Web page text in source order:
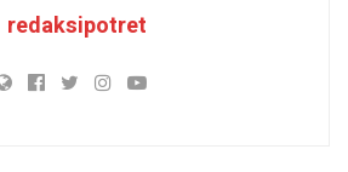
redaksipotret